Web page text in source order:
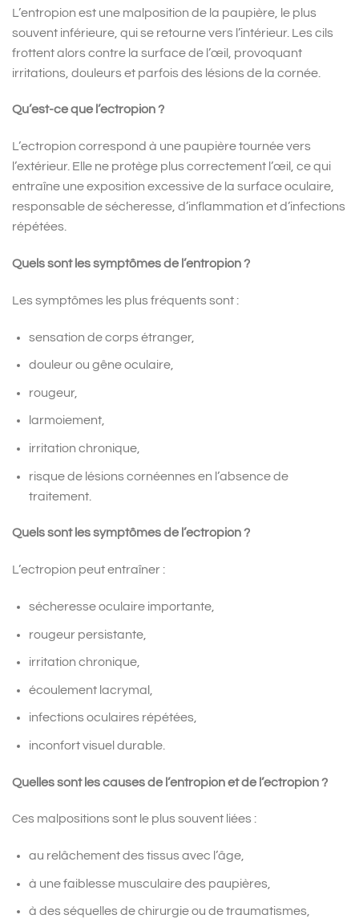
L’entropion est une malposition de la paupière, le plus
souvent inférieure, qui se retourne vers l’intérieur. Les cils
frottent alors contre la surface de l’œil, provoquant
irritations, douleurs et parfois des lésions de la cornée.
Qu’est-ce que l’ectropion ?
L’ectropion correspond à une paupière tournée vers
l’extérieur. Elle ne protège plus correctement l’œil, ce qui
entraîne une exposition excessive de la surface oculaire,
responsable de sécheresse, d’inflammation et d’infections
répétées.
Quels sont les symptômes de l’entropion ?
Les symptômes les plus fréquents sont :
sensation de corps étranger,
douleur ou gêne oculaire,
rougeur,
larmoiement,
irritation chronique,
risque de lésions cornéennes en l’absence de
traitement.
Quels sont les symptômes de l’ectropion ?
L’ectropion peut entraîner :
sécheresse oculaire importante,
rougeur persistante,
irritation chronique,
écoulement lacrymal,
infections oculaires répétées,
inconfort visuel durable.
Quelles sont les causes de l’entropion et de l’ectropion ?
Ces malpositions sont le plus souvent liées :
au relâchement des tissus avec l’âge,
à une faiblesse musculaire des paupières,
à des séquelles de chirurgie ou de traumatismes,